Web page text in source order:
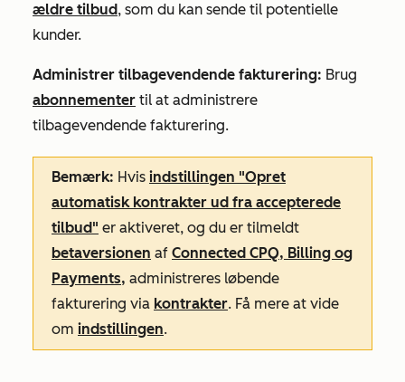
ældre tilbud, som du kan sende til potentielle
kunder.
Administrer tilbagevendende fakturering: Brug
abonnementer til at administrere
tilbagevendende fakturering.
Bemærk: Hvis indstillingen "Opret
automatisk kontrakter ud fra accepterede
tilbud" er aktiveret, og du er tilmeldt
betaversionen af Connected CPQ, Billing og
Payments, administreres løbende
fakturering via kontrakter. Få mere at vide
om indstillingen.